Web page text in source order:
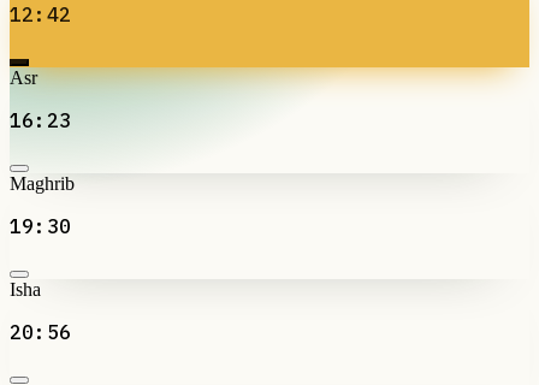
12:42
Asr
16:23
Maghrib
19:30
Isha
20:56